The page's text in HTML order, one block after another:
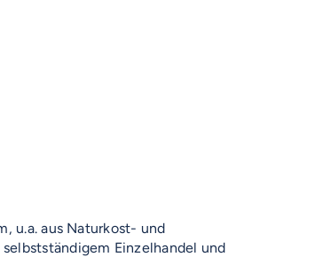
u.a. aus Naturkost- und
Einzelhandel und